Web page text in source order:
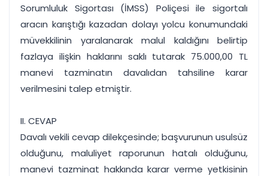
Sorumluluk Sigortası (İMSS) Poliçesi ile sigortalı
aracın karıştığı kazadan dolayı yolcu konumundaki
müvekkilinin yaralanarak malul kaldığını belirtip
fazlaya ilişkin haklarını saklı tutarak 75.000,00 TL
manevi tazminatın davalıdan tahsiline karar
verilmesini talep etmiştir.
II. CEVAP
Davalı vekili cevap dilekçesinde; başvurunun usulsüz
olduğunu, maluliyet raporunun hatalı olduğunu,
manevi tazminat hakkında karar verme yetkisinin